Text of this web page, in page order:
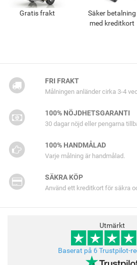
Gratis frakt
Säker betalning
med kreditkort
FRI FRAKT
Målningen anländer cirka 3-4
100% NÖJDHETSGARANTI
30 dagar nöjd eller pengarna
100% HANDMÅLAD
Varje målning är handmålad.
SÄKRA KÖP
Använd ett kreditkort för säkra
Utmärkt
Baserat på 6 Trustpilot-